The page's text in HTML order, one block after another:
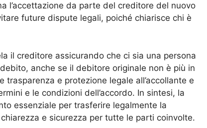
l’accettazione da parte del creditore del nuovo
future dispute legali, poiché chiarisce chi è
il creditore assicurando che ci sia una persona
anche se il debitore originale non è più in
e protezione legale all’accollante e
e le condizioni dell’accordo. In sintesi, la
essenziale per trasferire legalmente la
e sicurezza per tutte le parti coinvolte.